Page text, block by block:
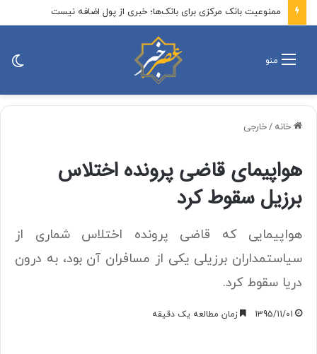
ممنوعیت بانک مرکزی برای بانک‌ها؛ خبری از پول اضافه نیست
منو
خانه /خارجی
هواپیمای قاضی پرونده اختلاس
برزیل سقوط کرد
هواپیمایی که قاضی پرونده اختلاس شماری از
سیاستمداران برزیلی یکی از مسافران آن بود، به درون
دریا سقوط کرد.
1395/11/01 زمان مطالعه یک دقیقه